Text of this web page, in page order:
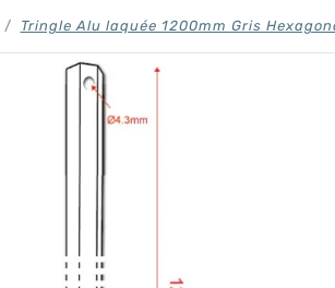
Tringle Alu laquée 1200mm Gris